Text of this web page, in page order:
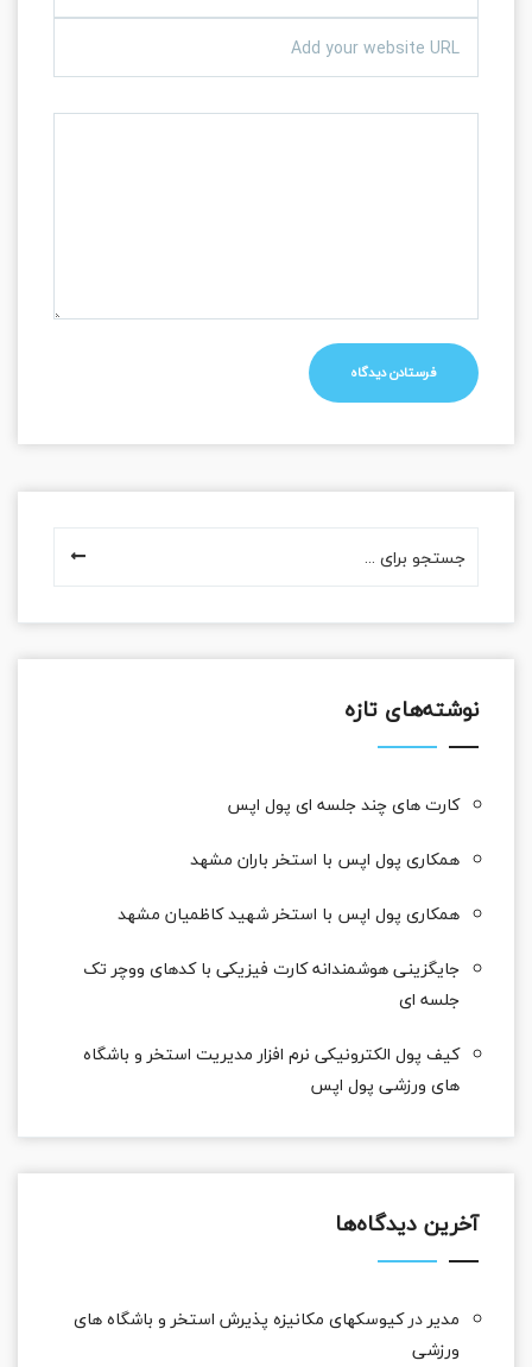
نوشته‌های تازه
کارت های چند جلسه ای پول اپس
همکاری پول اپس با استخر باران مشهد
همکاری پول اپس با استخر شهید کاظمیان مشهد
جایگزینی هوشمندانه کارت فیزیکی با کدهای ووچر تک
جلسه ای
کیف پول الکترونیکی نرم افزار مدیریت استخر و باشگاه
های ورزشی پول اپس
آخرین دیدگاه‌ها
مدیردرکیوسکهای مکانیزه پذیرش استخر و باشگاه های
ورزشی